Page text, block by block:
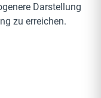
Darstellung
zu erreichen.